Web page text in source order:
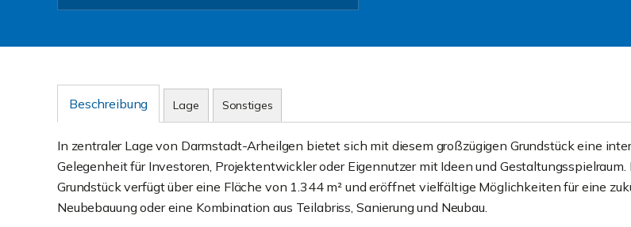
Beschreibung Lage Sonstiges
In zentraler Lage von Darmstadt-Arheilgen bietet sich mit diesem großzügigen Grundstück eine
Gelegenheit für Investoren, Projektentwickler oder Eigennutzer mit Ideen und Gestaltungsspielraum.
Grundstück verfügt über eine Fläche von 1.344 m² und eröffnet vielfältige Möglichkeiten für eine
Neubebauung oder eine Kombination aus Teilabriss, Sanierung und Neubau.